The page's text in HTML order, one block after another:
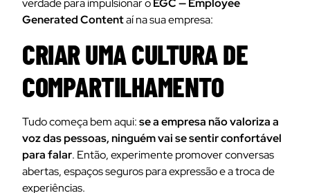
verdade para impulsionar oEGC — Employee
Generated Contentaí na sua empresa:
CRIAR UMA CULTURA DE
COMPARTILHAMENTO
Tudo começa bem aqui:se a empresa não valoriza a
voz das pessoas, ninguém vai se sentir confortável
para falar. Então, experimente promover conversas
abertas, espaços seguros para expressão e a troca de
experiências.